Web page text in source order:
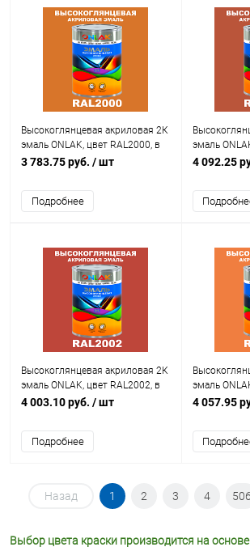
Высокоглянцевая акриловая 2К
эмаль ONLAK, цвет RAL2000, в
комплекте с отвердителем
3 783.75 руб. / шт
Подробнее
эмаль
комплекте с
4 092.25
Высокоглянцевая акриловая 2К
эмаль ONLAK, цвет RAL2002, в
комплекте с отвердителем
4 003.10 руб. / шт
Подробнее
эмаль
комплекте с
4 057.95
Назад 1 2 3 4 506
Выбор цвета краски производится на